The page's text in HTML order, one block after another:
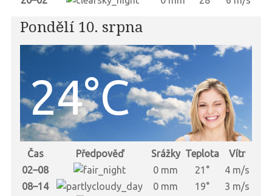
Pondělí 10. srpna
24°C
Čas Předpověď Srážky Teplota
Vítr
02–08
0 mm 21°
4 m/s
08–14
0 mm 19°
3 m/s